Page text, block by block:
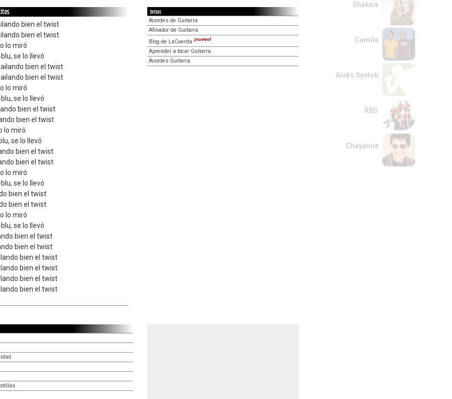
bien el twist
bien el twist
lo miró
se lo llevó
bien el twist
bien el twist
lo miró
se lo llevó
bien el twist
bien el twist
lo miró
se lo llevó
bien el twist
bien el twist
lo miró
se lo llevó
bien el twist
bien el twist
lo miró
se lo llevó
bien el twist
bien el twist
bien el twist
bien el twist
bien el twist
bien el twist
Extras
Acordes de Guitarra
Afinador de Guitarra
Blog de LaCuerda ¡nuevo!
Aprender a tocar Guitarra
Acordes Guitarra
Shakira
Camila
Aleks Syntek
RBD
Chayanne